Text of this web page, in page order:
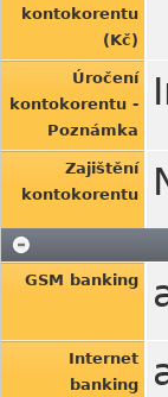
kontokorentu
(Kč)
Úročení
kontokorentu -
Poznámka
Zajištění
kontokorentu
GSM banking
Internet
banking